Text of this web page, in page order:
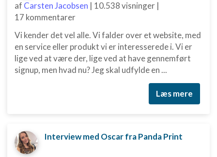
af Carsten Jacobsen | 10.538 visninger |
17 kommentarer
Vi kender det vel alle. Vi falder over et website, med
en service eller produkt vi er interesserede i. Vi er
lige ved at være der, lige ved at have gennemført
signup, men hvad nu? Jeg skal udfylde en ...
Læs mere
Interview med Oscar fra Panda Print